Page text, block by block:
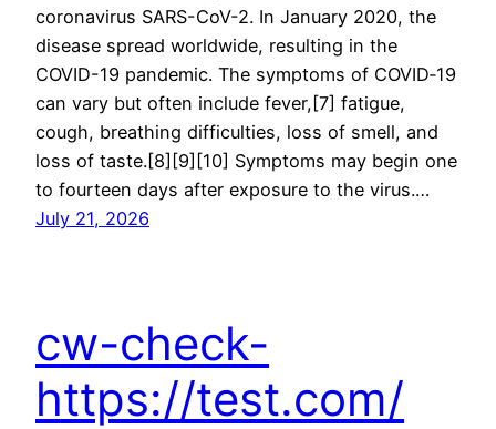
coronavirus SARS-CoV-2. In January 2020, the
disease spread worldwide, resulting in the
COVID-19 pandemic. The symptoms of COVID‑19
can vary but often include fever,[7] fatigue,
cough, breathing difficulties, loss of smell, and
loss of taste.[8][9][10] Symptoms may begin one
to fourteen days after exposure to the virus.…
July 21, 2026
cw-check-
https://test.com/